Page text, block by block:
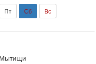
Пт Сб Вс
Мытищи